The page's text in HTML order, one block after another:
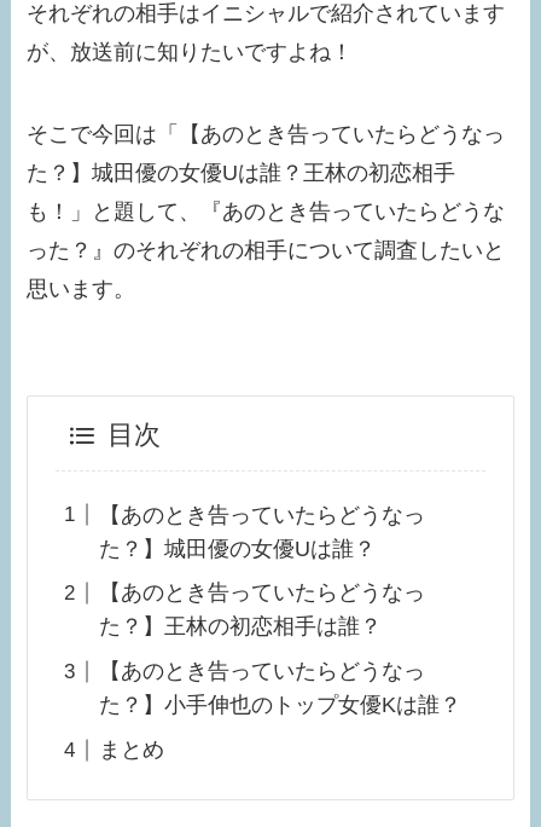
それぞれの相手はイニシャルで紹介されています
が、放送前に知りたいですよね！
そこで今回は「【あのとき告っていたらどうなっ
た？】城田優の女優Uは誰？王林の初恋相手
も！」と題して、『あのとき告っていたらどうな
った？』のそれぞれの相手について調査したいと
思います。
目次
【あのとき告っていたらどうなっ
た？】城田優の女優Uは誰？
【あのとき告っていたらどうなっ
た？】王林の初恋相手は誰？
【あのとき告っていたらどうなっ
た？】小手伸也のトップ女優Kは誰？
まとめ